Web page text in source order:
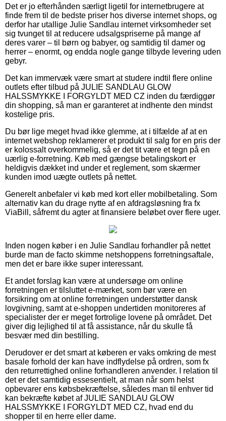
Det er jo efterhånden særligt ligetil for internetbrugere at
finde frem til de bedste priser hos diverse internet shops, og
derfor har utallige Julie Sandlau internet virksomheder set
sig tvunget til at reducere udsalgspriserne på mange af
deres varer – til børn og babyer, og samtidig til damer og
herrer – enormt, og endda nogle gange tilbyde levering uden
gebyr.
Det kan immervæk være smart at studere indtil flere online
outlets efter tilbud på JULIE SANDLAU GLOW
HALSSMYKKE I FORGYLDT MED CZ inden du færdiggør
din shopping, så man er garanteret at indhente den mindst
kostelige pris.
Du bør lige meget hvad ikke glemme, at i tilfælde af at en
internet webshop reklamerer et produkt til salg for en pris der
er kolossalt overkommelig, så er det tit være et tegn på en
uærlig e-forretning. Køb med gængse betalingskort er
heldigvis dækket ind under et reglement, som skærmer
kunden imod uægte outlets på nettet.
Generelt anbefaler vi køb med kort eller mobilbetaling. Som
alternativ kan du drage nytte af en afdragsløsning fra fx
ViaBill, såfremt du agter at finansiere beløbet over flere uger.
Inden nogen køber i en Julie Sandlau forhandler på nettet
burde man de facto skimme netshoppens forretningsaftale,
men det er bare ikke super interessant.
Et andet forslag kan være at undersøge om online
forretningen er tilsluttet e-mærket, som bør være en
forsikring om at online forretningen understøtter dansk
lovgivning, samt at e-shoppen undertiden monitoreres af
specialister der er meget fortrolige lovene på området. Det
giver dig lejlighed til at få assistance, når du skulle få
besvær med din bestilling.
Derudover er det smart at køberen er vaks omkring de mest
basale forhold der kan have indflydelse på ordren, som fx
den returrettighed online forhandleren anvender. I relation til
det er det samtidig essesentielt, at man når som helst
opbevarer ens købsbekræftelse, således man til enhver tid
kan bekræfte købet af JULIE SANDLAU GLOW
HALSSMYKKE I FORGYLDT MED CZ, hvad end du
shopper til en herre eller dame.